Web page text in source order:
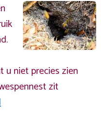
u niet precies zien
zit